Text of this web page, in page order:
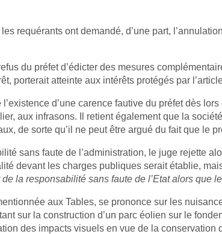
requérants ont demandé, d’une part,
du préfet d’édicter des mesures
porterait atteinte aux intérêts protégés par
d’une carence fautive du préfet dès
aux infrasons. Il retient également que la
de sorte qu’il ne peut être argué du fait que le
sans faute de l’administration, le juge rejette
devant les charges publiques serait établie,
la responsabilité sans faute de l’Etat alors que
aux Tables, se prononce sur les
sur la construction d’un parc éolien sur le
des impacts visuels en vue de la conservation